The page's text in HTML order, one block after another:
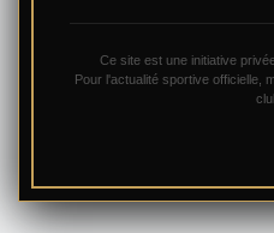
Ce site est une initiative
Pour l'actualité sportive officielle,